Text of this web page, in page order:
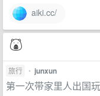
aiki.cc/
旅行 • junxun
第一次带家里人出国